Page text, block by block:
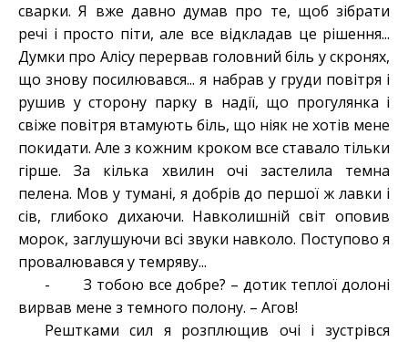
сварки. Я вже давно думав про те, щоб зібрати
речі і просто піти, але все відкладав це рішення...
Думки про Алісу перервав головний біль у скронях,
що знову посилювався... я набрав у груди повітря і
рушив у сторону парку в надії, що прогулянка і
свіже повітря втамують біль, що ніяк не хотів мене
покидати. Але з кожним кроком все ставало тільки
гірше. За кілька хвилин очі застелила темна
пелена. Мов у тумані, я добрів до першої ж лавки і
сів, глибоко дихаючи. Навколишній світ оповив
морок, заглушуючи всі звуки навколо. Поступово я
провалювався у темряву...
- З тобою все добре? – дотик теплої долоні
вирвав мене з темного полону. – Агов!
Рештками сил я розплющив очі і зустрівся